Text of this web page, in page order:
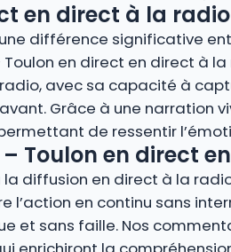
en direct à la
différence significative
Toulon en direct en direct à
avec sa capacité à
Grâce à une narration
de ressentir
Toulon en direct
diffusion en direct à la
en continu sans
et sans faille. Nos